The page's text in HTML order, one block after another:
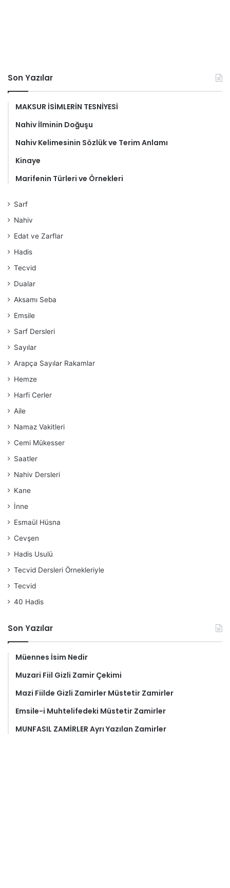
Son Yazılar
MAKSUR İSİMLERİN TESNİYESİ
Nahiv İlminin Doğuşu
Nahiv Kelimesinin Sözlük ve Terim Anlamı
Kinaye
Marifenin Türleri ve Örnekleri
Sarf
Nahiv
Edat ve Zarflar
Hadis
Tecvid
Dualar
Aksamı Seba
Emsile
Sarf Dersleri
Sayılar
Arapça Sayılar Rakamlar
Hemze
Harfi Cerler
Aile
Namaz Vakitleri
Cemi Mükesser
Saatler
Nahiv Dersleri
Kane
İnne
Esmaül Hüsna
Cevşen
Hadis Usulü
Tecvid Dersleri Örnekleriyle
Tecvid
40 Hadis
Son Yazılar
Müennes İsim Nedir
Muzari Fiil Gizli Zamir Çekimi
Mazi Fiilde Gizli Zamirler Müstetir Zamirler
Emsile-i Muhtelifedeki Müstetir Zamirler
MUNFASIL ZAMİRLER Ayrı Yazılan Zamirler